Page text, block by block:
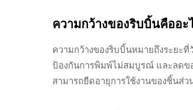
ความกว้างของริบบิ้นคืออ
ความกว้างของริบบิ้นหมายถึงระยะ
ป้องกันการพิมพ์ไม่สมบูรณ์ และลดข
สามารถยืดอายุการใช้งานของชิ้นส่